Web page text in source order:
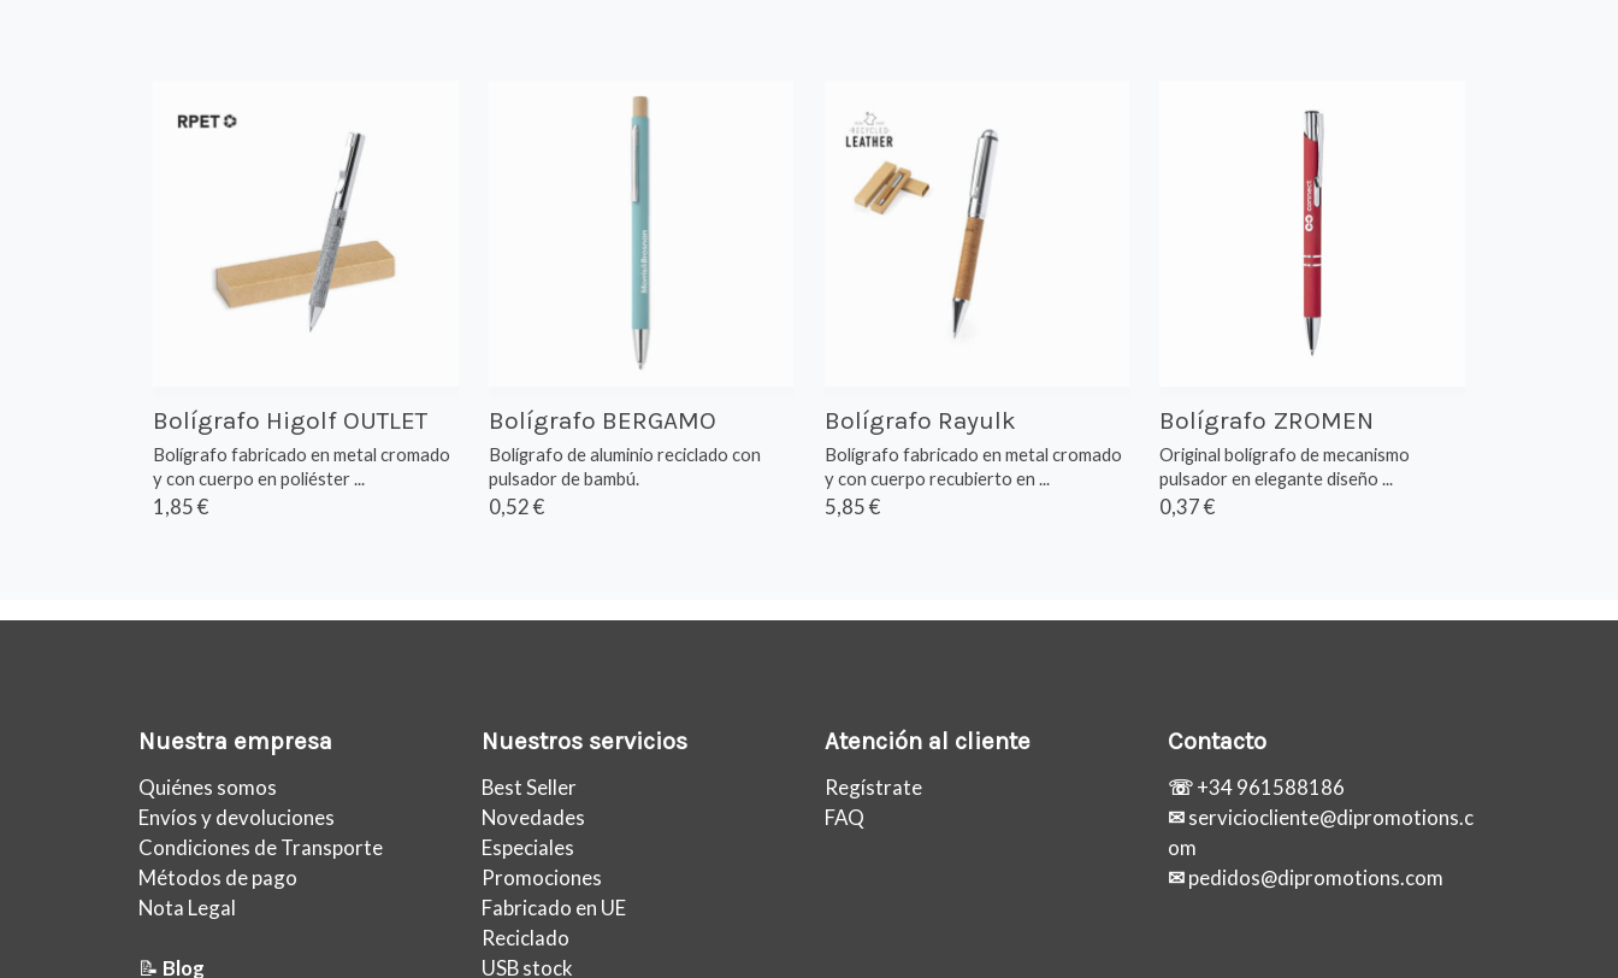
Bolígrafo Higolf OUTLET
Bolígrafo fabricado en metal cromado
y con cuerpo en poliéster ...
1,85 €
Bolígrafo BERGAMO
Bolígrafo de aluminio reciclado con
pulsador de bambú.
0,52 €
Bolígrafo Rayulk
Bolígrafo fabricado en metal cromado
y con cuerpo recubierto en ...
5,85 €
Bolígrafo ZROMEN
Original bolígrafo de mecanismo
pulsador en elegante diseño ...
0,37 €
Nuestra empresa
Quiénes somos
Envíos y devoluciones
Condiciones de Transporte
Métodos de pago
Nota Legal
📝 Blog
Nuestros servicios
Best Seller
Novedades
Especiales
Promociones
Fabricado en UE
Reciclado
USB stock
Atención al cliente
Regístrate
FAQ
Contacto
☏+34 961588186
✉ serviciocliente@dipromotions.c
om
✉pedidos@dipromotions.com